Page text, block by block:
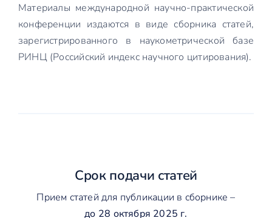
Материалы международной научно-практической
конференции издаются в виде сборника статей,
зарегистрированного в наукометрической базе
РИНЦ (Российский индекс научного цитирования).
Срок подачи статей
Прием статей для публикации в сборнике –
до 28 октября 2025 г.